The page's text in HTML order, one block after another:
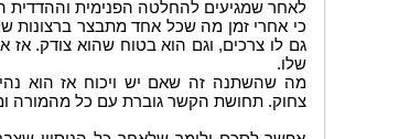
לאחר שמגיעים להחלטה הפנימית וההדדית
כי אחרי זמן מה שכל אחד מתבצר ברצונות
גם לו צרכים, וגם הוא בטוח שהוא צודק.
שלו.
מה שהשתנה זה שאם יש ויכוח אז הוא
צחוק. תחושת הקשר גוברת עם כל מהמורה